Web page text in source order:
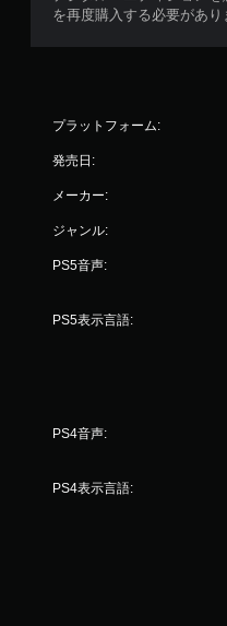
に
た
抵
も
で
を再度購入する必要があり
プラットフォーム:
発売日:
メーカー:
ジャンル:
PS5音声:
PS5表示言語:
PS4音声:
PS4表示言語: